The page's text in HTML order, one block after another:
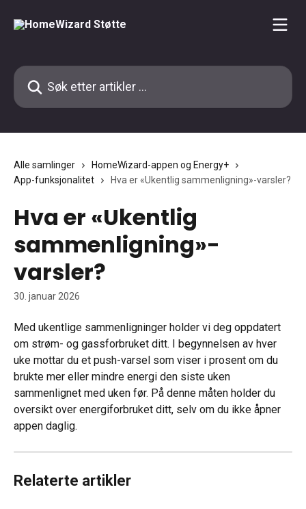
Søk etter artikler ...
Alle samlinger
HomeWizard-appen og Energy+
App-funksjonalitet
Hva er «Ukentlig sammenligning»-varsler?
Hva er «Ukentlig
sammenligning»-
varsler?
30. januar 2026
Med ukentlige sammenligninger holder vi deg oppdatert
om strøm- og gassforbruket ditt. I begynnelsen av hver
uke mottar du et push-varsel som viser i prosent om du
brukte mer eller mindre energi den siste uken
sammenlignet med uken før. På denne måten holder du
oversikt over energiforbruket ditt, selv om du ikke åpner
appen daglig.
Relaterte artikler